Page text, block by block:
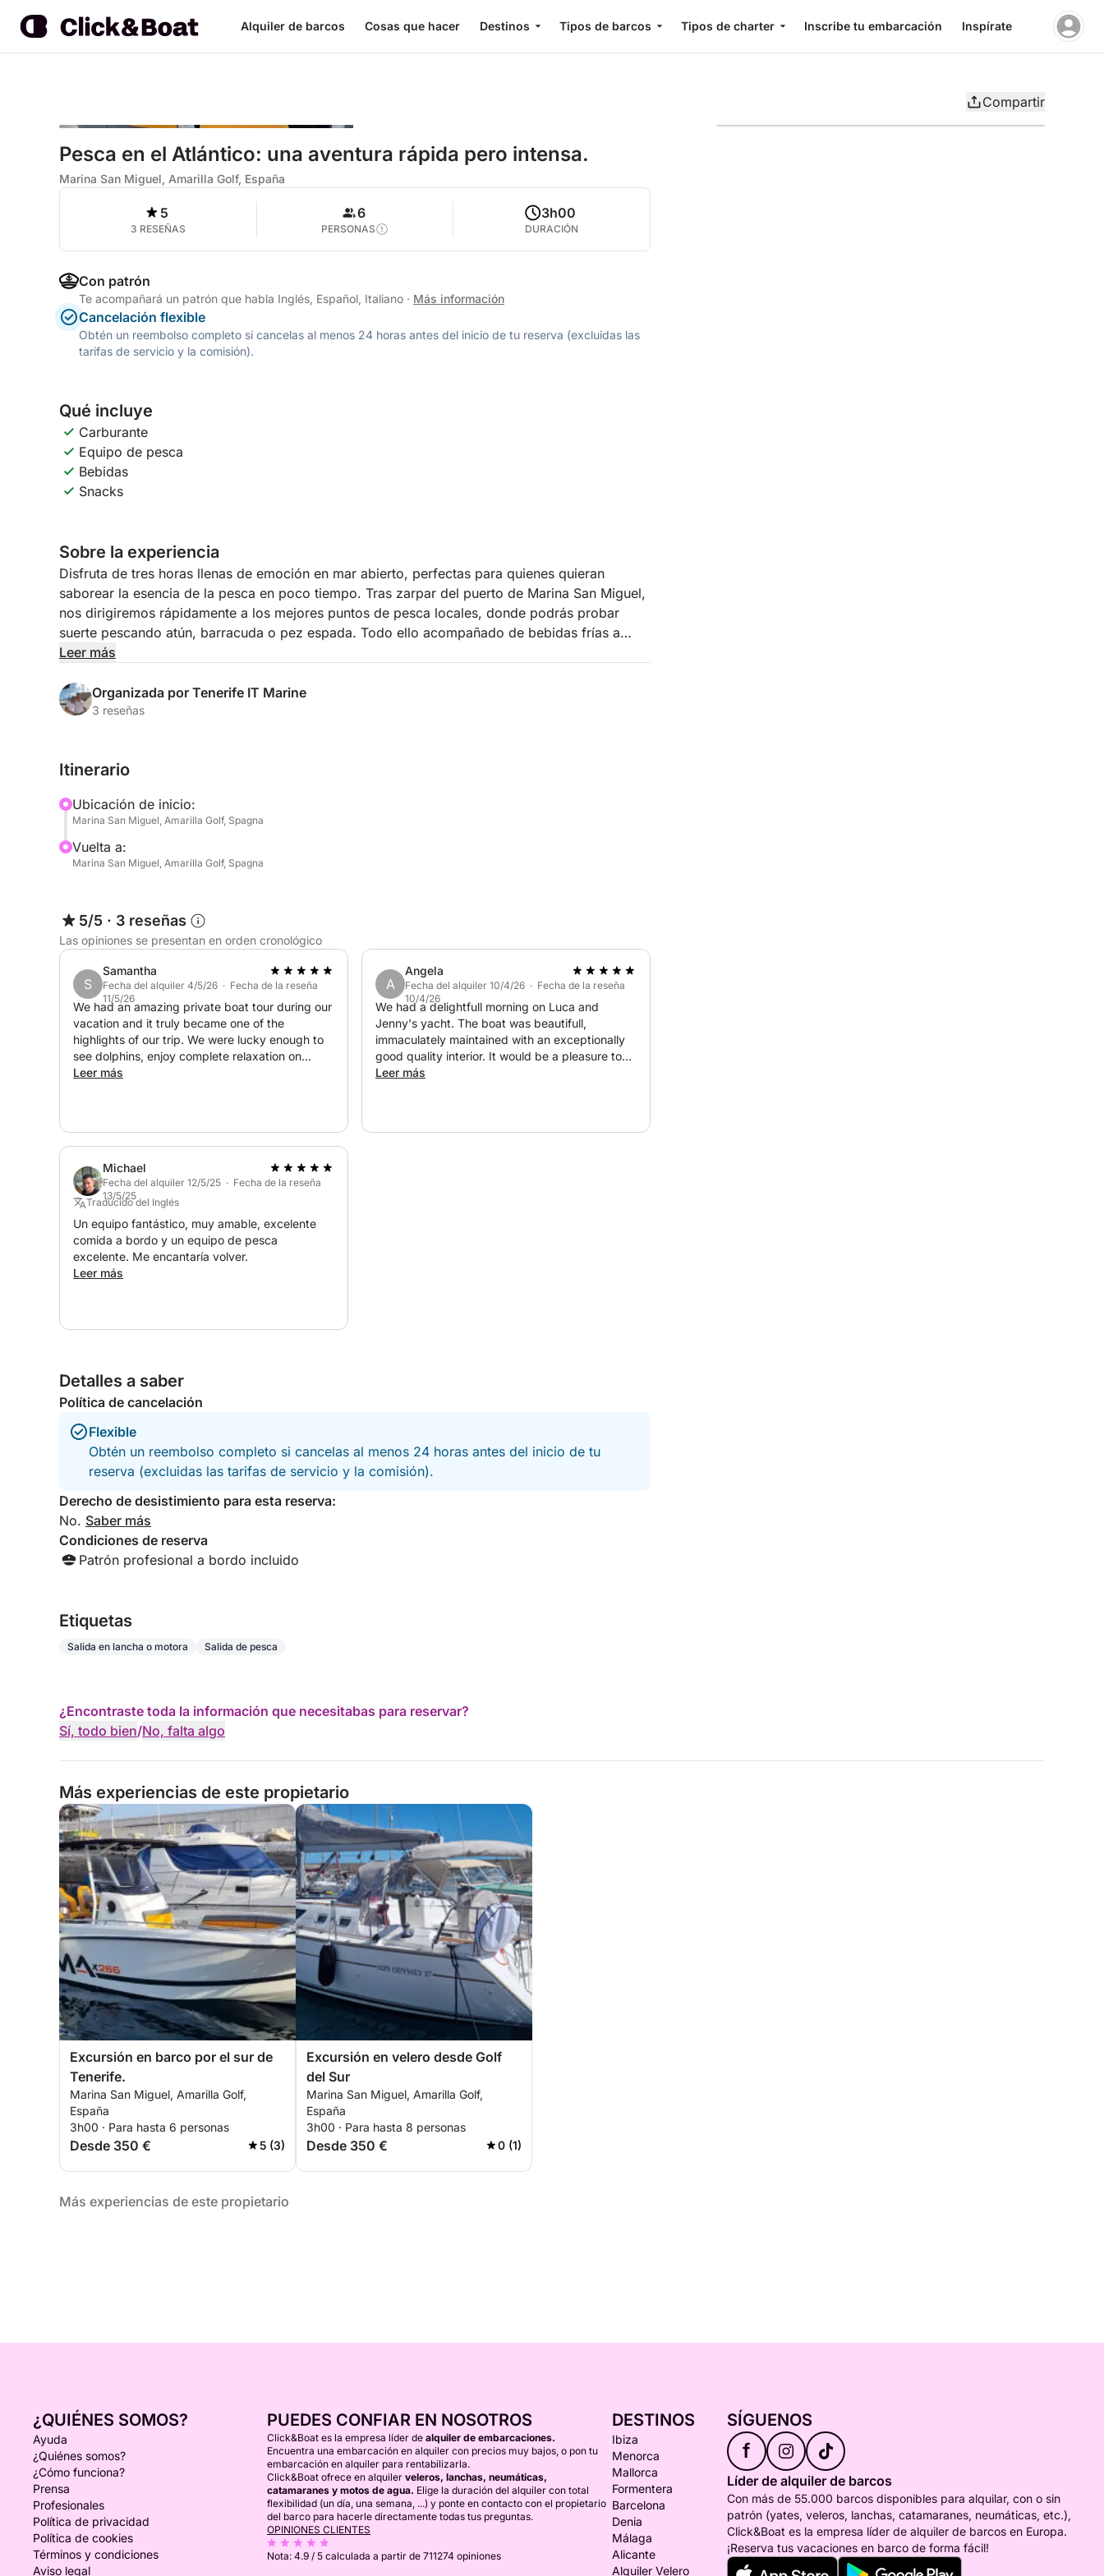
Alquiler de barcos Cosas que hacer Destinos Tipos de barcos Tipos de charter Inscribe tu embarcación Inspírate
Compartir
Pesca en el Atlántico: una aventura rápida pero intensa.
Marina San Miguel, Amarilla Golf, España
5
3 RESEÑAS
6
PERSONAS
3h00
DURACIÓN
Con patrón
Te acompañará un patrón que habla Inglés, Español, Italiano · Más información
Cancelación flexible
Obtén un reembolso completo si cancelas al menos 24 horas antes del inicio de tu reserva (excluidas las
tarifas de servicio y la comisión).
Qué incluye
Carburante
Equipo de pesca
Bebidas
Snacks
Sobre la experiencia
Disfruta de tres horas llenas de emoción en mar abierto, perfectas para quienes quieran
saborear la esencia de la pesca en poco tiempo. Tras zarpar del puerto de Marina San Miguel,
nos dirigiremos rápidamente a los mejores puntos de pesca locales, donde podrás probar
suerte pescando atún, barracuda o pez espada. Todo ello acompañado de bebidas frías a
bordo y con un equipo experto a tu lado.
Esta experiencia es ideal para familias, grupos de amigos o quienes quieran vivir el mar de
forma exclusiva y relajada, sin comprometerse con todo el día. Nuestro barco está equipado
aventura.
Leer más
Organizada por Tenerife IT Marine
3 reseñas
Itinerario
Ubicación de inicio:
Marina San Miguel, Amarilla Golf, Spagna
Vuelta a:
Marina San Miguel, Amarilla Golf, Spagna
5/5 · 3 reseñas
Las opiniones se presentan en orden cronológico
S
Samantha
Fecha del alquiler 4/5/26 · Fecha de la reseña
11/5/26
We had an amazing private boat tour during our
vacation and it truly became one of the
highlights of our trip. We were lucky enough to
see dolphins, enjoy complete relaxation on
board, and the men at the back of the boat
taken care of throughout the entire day. We are
incredibly grateful for this unforgettable and
fully organized experience. Highly
recommended to anyone looking for a relaxing,
fun, and special day on the water!
Leer más
A
Angela
Fecha del alquiler 10/4/26 · Fecha de la reseña
10/4/26
We had a delightfull morning on Luca and
Jenny's yacht. The boat was beautifull,
immaculately maintained with an exceptionally
good quality interior. It would be a pleasure to
have a long stay on the boat. Luca and Jenny
Leer más
Michael
Fecha del alquiler 12/5/25 · Fecha de la reseña
13/5/25
Traducido del Inglés
Un equipo fantástico, muy amable, excelente
comida a bordo y un equipo de pesca
excelente. Me encantaría volver.
Leer más
Detalles a saber
Política de cancelación
Flexible
Obtén un reembolso completo si cancelas al menos 24 horas antes del inicio de tu
reserva (excluidas las tarifas de servicio y la comisión).
Derecho de desistimiento para esta reserva:
No. Saber más
Condiciones de reserva
Patrón profesional a bordo incluido
Etiquetas
Salida en lancha o motora Salida de pesca
¿Encontraste toda la información que necesitabas para reservar?
Sí, todo bien/No, falta algo
Más experiencias de este propietario
Excursión en barco por el sur de
Tenerife.
Marina San Miguel, Amarilla Golf,
España
3h00 · Para hasta 6 personas
Desde 350 € 5 (3)
Excursión en velero desde Golf
del Sur
Marina San Miguel, Amarilla Golf,
España
3h00 · Para hasta 8 personas
Desde 350 € 0 (1)
Más experiencias de este propietario
¿QUIÉNES SOMOS?
Ayuda
¿Quiénes somos?
¿Cómo funciona?
Prensa
Profesionales
Política de privacidad
Política de cookies
Términos y condiciones
Aviso legal
PUEDES CONFIAR EN NOSOTROS
Click&Boat es la empresa líder de alquiler de embarcaciones.
Encuentra una embarcación en alquiler con precios muy bajos, o pon tu
embarcación en alquiler para rentabilizarla.
Click&Boat ofrece en alquiler veleros, lanchas, neumáticas,
catamaranes y motos de agua. Elige la duración del alquiler con total
flexibilidad (un día, una semana, ...) y ponte en contacto con el propietario
del barco para hacerle directamente todas tus preguntas.
OPINIONES CLIENTES
Nota: 4.9 / 5 calculada a partir de 711274 opiniones
DESTINOS
Ibiza
Menorca
Mallorca
Formentera
Barcelona
Denia
Málaga
Alicante
Alquiler Velero
SÍGUENOS
f
Líder de alquiler de barcos
Con más de 55.000 barcos disponibles para alquilar, con o sin
patrón (yates, veleros, lanchas, catamaranes, neumáticas, etc.),
Click&Boat es la empresa líder de alquiler de barcos en Europa.
¡Reserva tus vacaciones en barco de forma fácil!